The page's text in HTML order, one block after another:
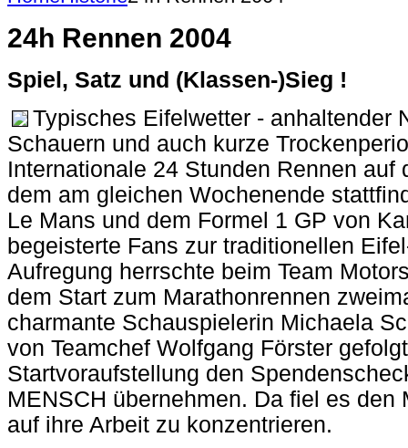
24h Rennen 2004
Spiel, Satz und (Klassen-)Sieg !
Typisches Eifelwetter - anhaltender
Schauern und auch kurze
Internationale 24 Stunden Rennen auf
dem am gleichen Wochenende
Le Mans und dem Formel 1 GP von
begeisterte Fans zur traditionellen
Aufregung herrschte beim Team
dem Start zum Marathonrennen
charmante Schauspielerin Michaela
von Teamchef Wolfgang Förster
Startvoraufstellung den
MENSCH übernehmen. Da fiel es den
auf ihre Arbeit zu konzentrieren.